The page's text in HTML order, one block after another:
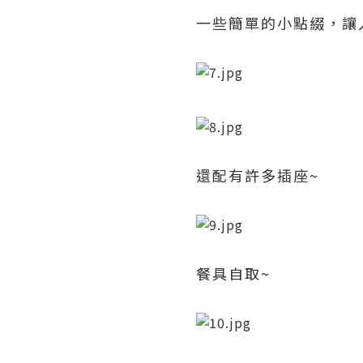
一些簡單的小點綴，讓
還配有許多插座~
餐具自取~